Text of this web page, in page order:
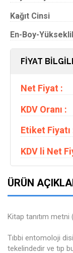
Kağıt Cinsi
En-Boy-
FİYAT
Net Fiyat :
KDV Oranı :
Etiket Fiyatı
KDV li Net
ÜRÜN
Kitap tanıtım metni
Tıbbi entomoloji
tekelindedir ve tıp